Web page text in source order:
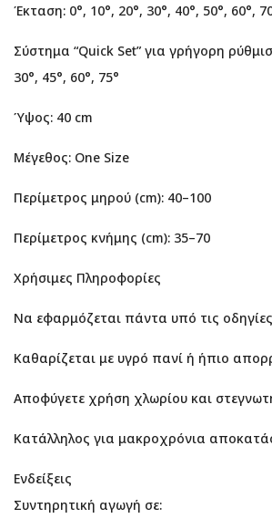
Έκταση: 0°, 10°, 20°, 30°, 40°, 50°, 60°,
Σύστημα “Quick Set” για γρήγορη
30°, 45°, 60°, 75°
Ύψος: 40 cm
Μέγεθος: One Size
Περίμετρος μηρού (cm): 40–100
Περίμετρος κνήμης (cm): 35–70
Χρήσιμες Πληροφορίες
Να εφαρμόζεται πάντα υπό τις
Καθαρίζεται με υγρό πανί ή ήπιο
Αποφύγετε χρήση χλωρίου και
Κατάλληλος για μακροχρόνια
Ενδείξεις
Συντηρητική αγωγή σε: